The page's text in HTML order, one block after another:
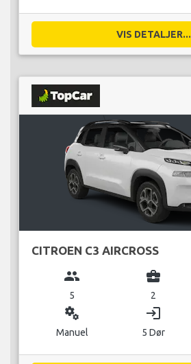
VIS DETALJER...
CITROEN C3 AIRCROSS
group
5
business_center
2
miscellaneous_services
Manuel
login
5 Dør